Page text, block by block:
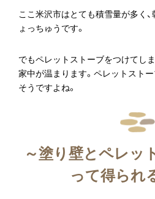
ここ米沢市はとても積雪量が多く
ょっちゅうです。
でもペレットストーブをつけてし
家中が温まります。ペレットスト
そうですよね。
～塗り壁とペレッ
って得られ